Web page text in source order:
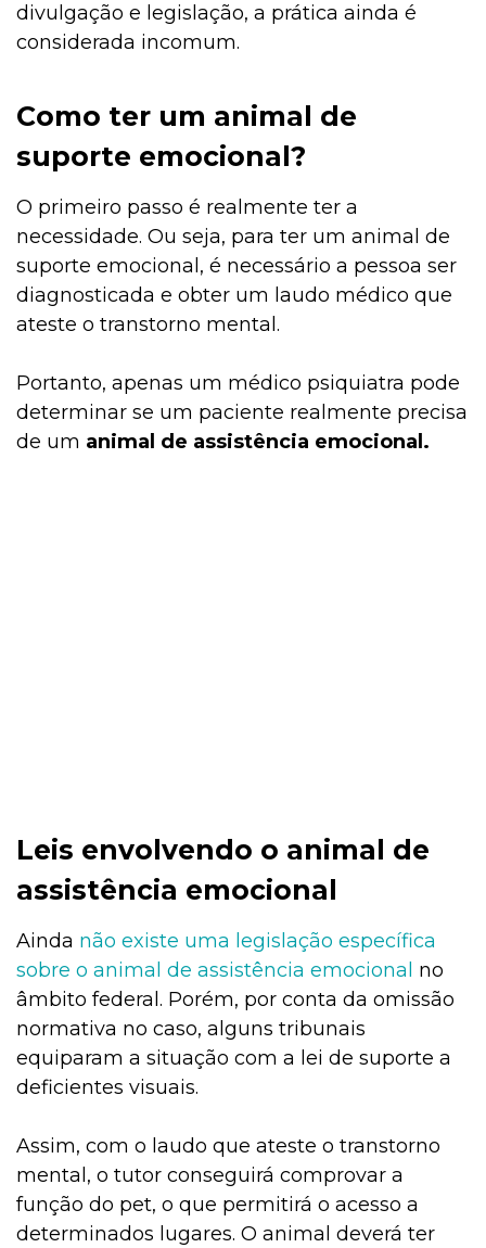
divulgação e legislação, a prática ainda é
considerada incomum.
Como ter um animal de
suporte emocional?
O primeiro passo é realmente ter a
necessidade. Ou seja, para ter um animal de
suporte emocional, é necessário a pessoa ser
diagnosticada e obter um laudo médico que
ateste o transtorno mental.
Portanto, apenas um médico psiquiatra pode
determinar se um paciente realmente precisa
de um animal de assistência emocional.
Leis envolvendo o animal de
assistência emocional
Ainda não existe uma legislação específica
sobre o animal de assistência emocional no
âmbito federal. Porém, por conta da omissão
normativa no caso, alguns tribunais
equiparam a situação com a lei de suporte a
deficientes visuais.
Assim, com o laudo que ateste o transtorno
mental, o tutor conseguirá comprovar a
função do pet, o que permitirá o acesso a
determinados lugares. O animal deverá ter